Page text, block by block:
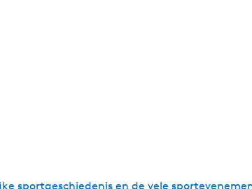
sportgeschiedenis en de vele